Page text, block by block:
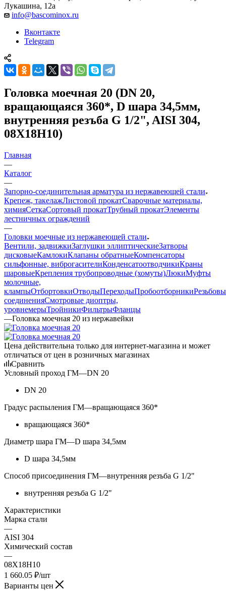
Лукашина, 12а
info@bascominox.ru
Вконтакте
Telegram
Головка моечная 20 (DN 20,
вращающаяся 360*, D шара 34,5мм,
внутренняя резъба G 1/2", AISI 304,
08Х18Н10)
Главная
—
Каталог
—
Запорно-соединительная арматура из нержавеющей стали
Крепеж, такелажЛистовой прокатСварочные материалы,
химияСеткаСортовый прокатТрубный прокатЭлементы
лестничных ограждений
—
Головки моечные из нержавеющей стали
Вентили, задвижкиЗаглушки эллиптическиеЗатворы
дисковыеКамлокиКлапаны обратныеКомпенсаторы
сильфонные, виброгасителиКонденсатоотводчикиКраны
шаровыеКрепления трубопроводные (хомуты)ЛюкиМуфты
молочные,
клампыОтбортовкиОтводыПереходыПробоотборники
соединенияСмотровые диоптры,
уровнемерыТройникиФильтрыФланцы
—Головка моечная 20 из нержавейки
Цена действительна только для интернет-магазина и может
отличаться от цен в розничных магазинах
Сравнить
Условный проход ГМ—DN 20
DN 20
Градус распыления ГМ—вращающаяся 360*
вращающаяся 360*
Диаметр шара ГМ—D шара 34,5мм
D шара 34,5мм
Способ присоединения ГМ—внутренняя резъба G 1/2"
внутренняя резъба G 1/2"
Характеристики
Марка стали
—
AISI 304
Химический состав
—
08Х18Н10
1 660.05 ₽/шт
Варианты цен